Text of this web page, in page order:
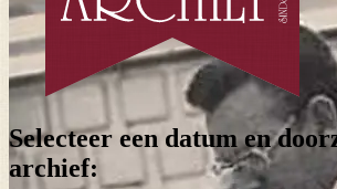
Selecteer een datum en
archief: